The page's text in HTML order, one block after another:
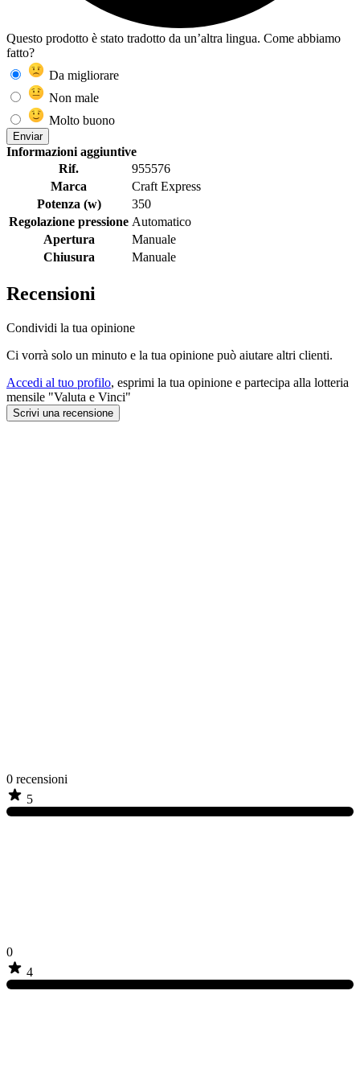
Questo prodotto è stato tradotto da un’altra lingua. Come abbiamo
fatto?
Da migliorare
Non male
Molto buono
Enviar
Informazioni aggiuntive
Rif.
955576
Marca
Craft Express
Potenza (w)
350
Regolazione pressione Automatico
Apertura
Manuale
Chiusura
Manuale
Recensioni
Condividi la tua opinione
Ci vorrà solo un minuto e la tua opinione può aiutare altri clienti.
Accedi al tuo profilo, esprimi la tua opinione e partecipa alla lotteria
mensile "Valuta e Vinci"
Scrivi una recensione
0 recensioni
5
0
4